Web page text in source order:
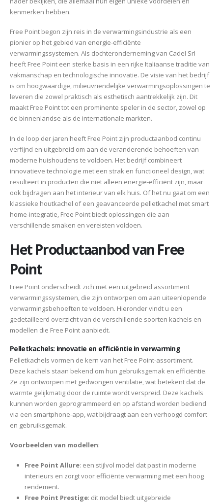
kenmerken hebben.
Free Point begon zijn reis in de verwarmingsindustrie als een
pionier op het gebied van energie-efficiënte
verwarmingssystemen. Als dochteronderneming van Cadel Srl
heeft Free Point een sterke basis in een rijke Italiaanse traditie van
vakmanschap en technologische innovatie. De visie van het bedrijf
is om hoogwaardige, milieuvriendelijke verwarmingsoplossingen te
leveren die zowel praktisch als esthetisch aantrekkelijk zijn. Dit
maakt Free Point tot een prominente speler in de sector, zowel op
de binnenlandse als de internationale markten.
In de loop der jaren heeft Free Point zijn productaanbod continu
verfijnd en uitgebreid om aan de veranderende behoeften van
moderne huishoudens te voldoen. Het bedrijf combineert
innovatieve technologie met een strak en functioneel design, wat
resulteert in producten die niet alleen energie-efficiënt zijn, maar
ook bijdragen aan het interieur van elk huis. Of het nu gaat om een
klassieke houtkachel of een geavanceerde pelletkachel met smart
home-integratie, Free Point biedt oplossingen die aan
verschillende smaken en vereisten voldoen.
Het Productaanbod van Free
Point
Free Point onderscheidt zich met een uitgebreid assortiment
verwarmingssystemen, die zijn ontworpen om aan uiteenlopende
verwarmingsbehoeften te voldoen. Hieronder vindt u een
gedetailleerd overzicht van de verschillende soorten kachels en
modellen die Free Point aanbiedt.
Pelletkachels: innovatie en efficiëntie in verwarming
Pelletkachels vormen de kern van het Free Point-assortiment.
Deze kachels staan bekend om hun gebruiksgemak en efficiëntie.
Ze zijn ontworpen met gedwongen ventilatie, wat betekent dat de
warmte gelijkmatig door de ruimte wordt verspreid. Deze kachels
kunnen worden geprogrammeerd en op afstand worden bediend
via een smartphone-app, wat bijdraagt aan een verhoogd comfort
en gebruiksgemak.
Voorbeelden van modellen:
Free Point Allure: een stijlvol model dat past in moderne
interieurs en zorgt voor efficiënte verwarming met een hoog
rendement.
Free Point Prestige: dit model biedt uitgebreide